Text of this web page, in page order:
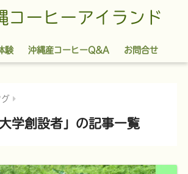
ーヒーアイランド
験 沖縄産コーヒーQ&A お問合せ
学創設者」の記事一覧